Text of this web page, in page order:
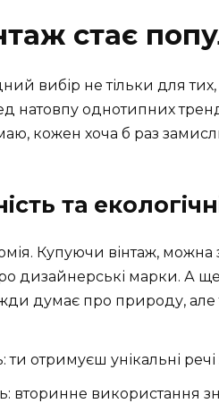
стає
вибір не тільки для
натовпу однотипних
кожен хоча б раз
та
Купуючи вінтаж,
дизайнерські марки. А
думає про природу,
ти отримуєш унікальні речі
вторинне використання